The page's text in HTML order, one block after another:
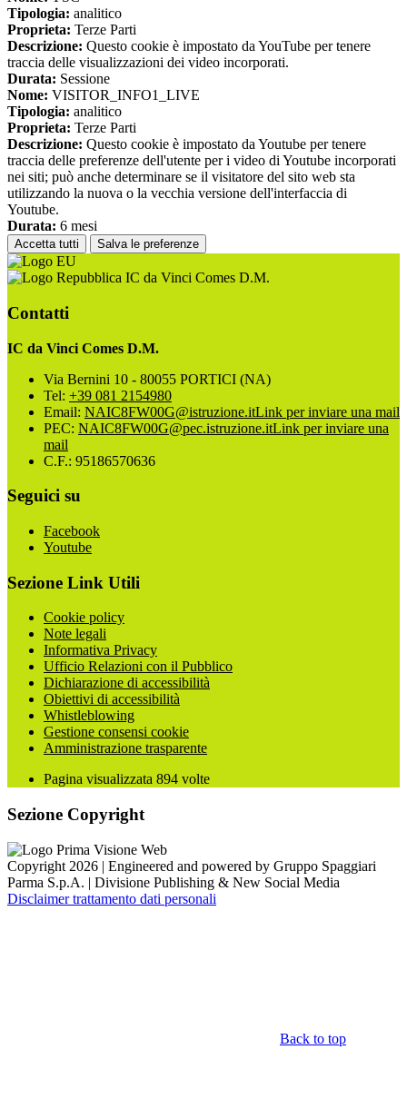
Tipologia: analitico
Proprieta: Terze Parti
Descrizione: Questo cookie è impostato da YouTube per tenere
traccia delle visualizzazioni dei video incorporati.
Durata: Sessione
Nome: VISITOR_INFO1_LIVE
Tipologia: analitico
Proprieta: Terze Parti
Descrizione: Questo cookie è impostato da Youtube per tenere
traccia delle preferenze dell'utente per i video di Youtube incorporati
nei siti; può anche determinare se il visitatore del sito web sta
utilizzando la nuova o la vecchia versione dell'interfaccia di
Youtube.
Durata: 6 mesi
Accetta tutti Salva le preferenze
IC da Vinci Comes D.M.
Contatti
IC da Vinci Comes D.M.
Via Bernini 10 - 80055 PORTICI (NA)
Tel: +39 081 2154980
Email: NAIC8FW00G@istruzione.itLink per inviare una mail
PEC: NAIC8FW00G@pec.istruzione.itLink per inviare una
mail
C.F.: 95186570636
Seguici su
Facebook
Youtube
Sezione Link Utili
Cookie policy
Note legali
Informativa Privacy
Ufficio Relazioni con il Pubblico
Dichiarazione di accessibilità
Obiettivi di accessibilità
Whistleblowing
Gestione consensi cookie
Amministrazione trasparente
Pagina visualizzata 894 volte
Sezione Copyright
Copyright 2026 | Engineered and powered by Gruppo Spaggiari
Parma S.p.A. | Divisione Publishing & New Social Media
Disclaimer trattamento dati personali
Back to top